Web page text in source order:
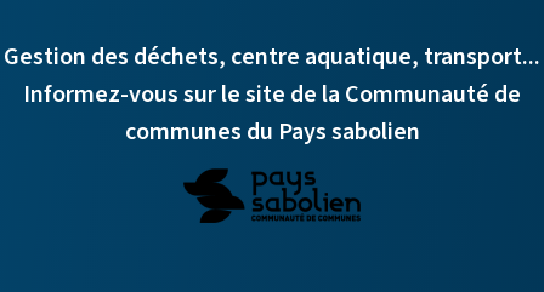
Gestion des déchets, centre aquatique, transport...
Informez-vous sur le site de la Communauté de
communes du Pays sabolien